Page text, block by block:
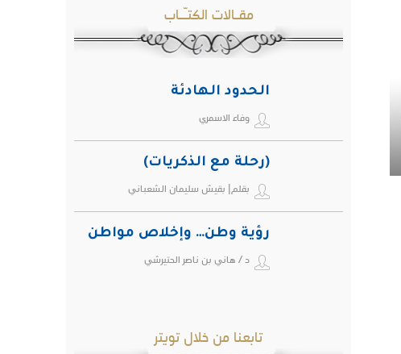
مقـالات الكتـّـاب
الحدود الهادئة
وفاء الاسمري
(رحلة مع الذكريات)
بقلم| بقيش سليمان الشعباني
رؤية وطن… وإخلاص مواطن
د / هاني بن ناصر الحتيرشي
تابعنا من خلال تويتر